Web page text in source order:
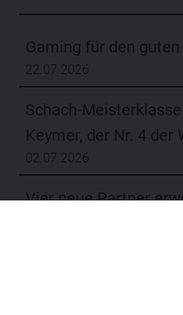
Gaming für den
22.07.2026
Schach-
Keymer, der Nr. 4 der
02.07.2026
Vier neue Partner